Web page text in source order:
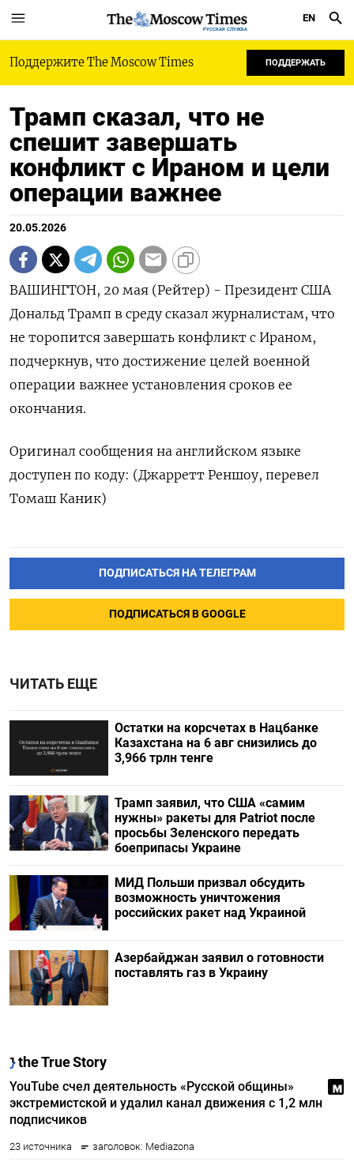
РУССКАЯ СЛУЖБА
EN
Поддержите The Moscow Times ПОДДЕРЖАТЬ
Трамп сказал, что не
спешит завершать
конфликт с Ираном и цели
операции важнее
20.05.2026
ВАШИНГТОН, 20 мая (Рейтер) - ‌Президент США ​
Дональд Трамп в ​среду ​сказал ⁠журналистам, ‌что
‌не торопится ​завершать ‌конфликт с Ираном, ​
подчеркнув, ‌что достижение целей ​военной ​
операции важнее ‌установления ​сроков ее
окончания.
Оригинал сообщения на английском ​языке
⁠доступен по ‌коду: (Джарретт ‌Реншоу, перевел ​
Томаш ‌Каник)
ПОДПИСАТЬСЯ НА ТЕЛЕГРАМ
ПОДПИСАТЬСЯ В GOOGLE
ЧИТАТЬ ЕЩЕ
Остатки на корсчетах в Нацбанке
Казахстана на 6 авг снизились до
3,966 трлн тенге
Трамп заявил, что США «самим
нужны» ракеты для Patriot после
просьбы Зеленского передать
боеприпасы Украине
МИД Польши призвал обсудить
возможность уничтожения
российских ракет над Украиной
Азербайджан заявил о готовности
поставлять газ в Украину